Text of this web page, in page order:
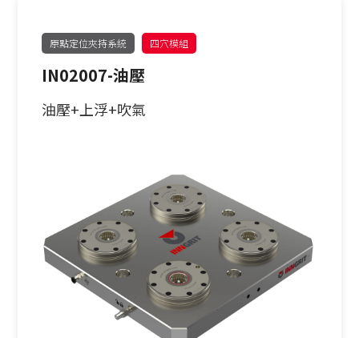
原點定位夾持系統 四穴模組
IN02007-油壓
油壓+上浮+吹氣